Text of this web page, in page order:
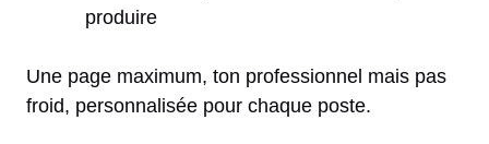
produire
Une page maximum, ton professionnel mais pas
froid, personnalisée pour chaque poste.